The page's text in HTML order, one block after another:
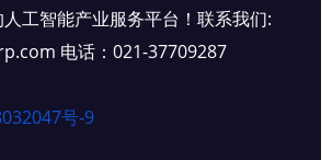
工智能产业服务平台！联系我们:
电话：021-37709287
号-9